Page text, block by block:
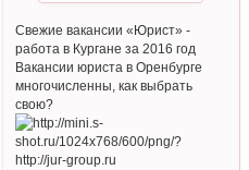
Свежие вакансии «Юрист» -
работа в Кургане за 2016 год
Вакансии юриста в Оренбурге
многочисленны, как выбрать
свою?